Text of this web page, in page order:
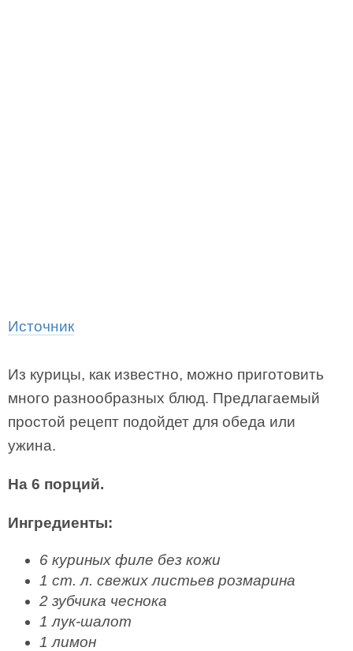
Источник
Из курицы, как известно, можно приготовить
много разнообразных блюд. Предлагаемый
простой рецепт подойдет для обеда или
ужина.
На 6 порций.
Ингредиенты:
6 куриных филе без кожи
1 ст. л. свежих листьев розмарина
2 зубчика чеснока
1 лук-шалот
1 лимон